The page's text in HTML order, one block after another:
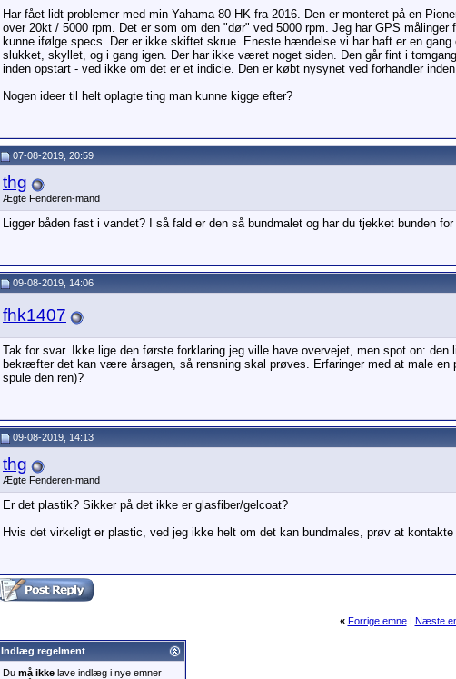
Har fået lidt problemer med min Yahama 80 HK fra 2016. Den er monteret på en
over 20kt / 5000 rpm. Det er som om den "dør" ved 5000 rpm. Jeg har GPS
kunne ifølge specs. Der er ikke skiftet skrue. Eneste hændelse vi har haft er en
slukket, skyllet, og i gang igen. Der har ikke været noget siden. Den går fint i
inden opstart - ved ikke om det er et indicie. Den er købt nysynet ved forhandler
Nogen ideer til helt oplagte ting man kunne kigge efter?
07-08-2019, 20:59
thg
Ægte Fenderen-mand
Ligger båden fast i vandet? I så fald er den så bundmalet og har du tjekket bunden
09-08-2019, 14:06
fhk1407
Tak for svar. Ikke lige den første forklaring jeg ville have overvejet, men spot on:
bekræfter det kan være årsagen, så rensning skal prøves. Erfaringer med at male
spule den ren)?
09-08-2019, 14:13
thg
Ægte Fenderen-mand
Er det plastik? Sikker på det ikke er glasfiber/gelcoat?
Hvis det virkeligt er plastic, ved jeg ikke helt om det kan bundmales, prøv at kontakte
« Forrige emne| Næste
Indlæg regelment
Du må ikke lave indlæg i nye emner